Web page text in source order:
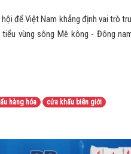
để Việt Nam khẳng định vai trò
vùng sông Mê kông - Đông
hàng hóa
cửa khẩu biên giới